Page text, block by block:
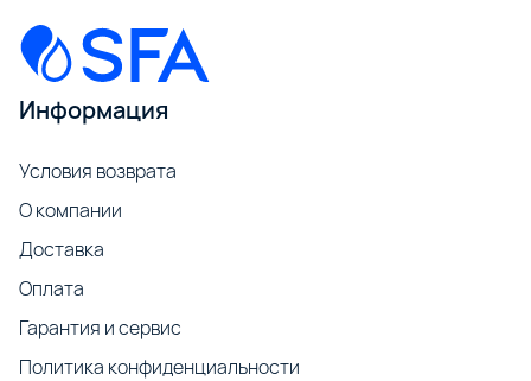
Информация
Условия возврата
О компании
Доставка
Оплата
Гарантия и сервис
Политика конфиденциальности